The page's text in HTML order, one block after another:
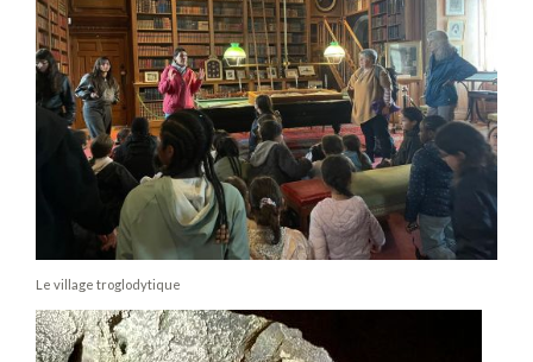
Le village troglodytique